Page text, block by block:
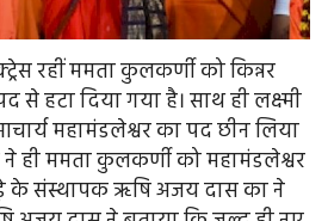
रहीं ममता कुलकर्णी को किन्नर
हटा दिया गया है। साथ ही लक्ष्मी
महामंडलेश्वर का पद छीन लिया
ही ममता कुलकर्णी को महामंडलेश्वर
के संस्थापक ऋषि अजय दास का ने